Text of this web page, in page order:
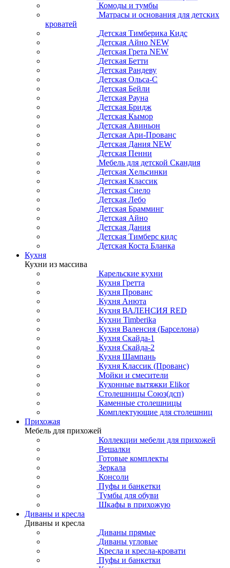
Комоды и тумбы
Матрасы и основания для детских
кроватей
Детская Тимберика Кидс
Детская Айно NEW
Детская Грета NEW
Детская Бетти
Детская Рандеву
Детская Ольса-С
Детская Бейли
Детская Рауна
Детская Бридж
Детская Кымор
Детская Авиньон
Детская Ари-Прованс
Детская Дания NEW
Детская Пенни
Мебель для детской Скандия
Детская Хельсинки
Детская Классик
Детская Сиело
Детская Лебо
Детская Брамминг
Детская Айно
Детская Дания
Детская Тимберс кидс
Детская Коста Бланка
Кухня
Кухни из массива
Карельские кухни
Кухня Гретта
Кухня Прованс
Кухня Анюта
Кухня ВАЛЕНСИЯ RED
Кухни Timberika
Кухня Валенсия (Барселона)
Кухня Скайда-1
Кухня Скайда-2
Кухня Шампань
Кухня Классик (Прованс)
Мойки и смесители
Кухонные вытяжки Elikor
Столешницы Союз(дсп)
Каменные столешницы
Комплектующие для столешниц
Прихожая
Мебель для прихожей
Коллекции мебели для прихожей
Вешалки
Готовые комплекты
Зеркала
Консоли
Пуфы и банкетки
Тумбы для обуви
Шкафы в прихожую
Диваны и кресла
Диваны и кресла
Диваны прямые
Диваны угловые
Кресла и кресла-кровати
Пуфы и банкетки